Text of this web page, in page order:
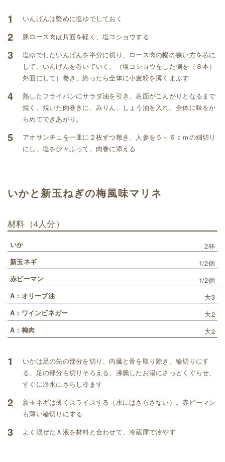
いんげんは堅めに塩ゆでしておく
1
豚ロース肉は片面を軽く、塩コショウする
2
塩ゆでしたいんげんを半分に切り、ロース肉の幅の狭い方を芯に
して、いんげんを巻いていく。（塩コショウをした側を（８本）
外面にして）巻き、終ったら全体に小麦粉を薄くまぶす
3
熱したフライパンにサラダ油を引き、表面がこんがりとなるまで
焼く。焼いた肉巻きに、みりん、しょう油を入れ、全体に味をか
らめてできあがり。
4
アオサンチュを一皿に２枚ずつ敷き、人参を５～６ｃｍの細切り
にし、塩を少々ふって、肉巻に添える
5
いかと新玉ねぎの梅風味マリネ
材料 （4人分）
いか
2杯
新玉ネギ
1/2個
赤ピーマン
1/2個
A：オリーブ油
大3
A：ワインビネガー
大2
A：梅肉
大2
いかは足の先の部分を切り、内臓と骨を取り除き、輪切りにす
る。足の部分も切りそろえる。沸騰したお湯にさっとくぐらせ、
すぐに冷水にさらし冷ます
1
新玉ネギは薄くスライスする（水にはさらさない）。赤ピーマン
も薄い輪切りにする
2
よく混ぜたＡ液を材料と合わせて、冷蔵庫で冷やす
3